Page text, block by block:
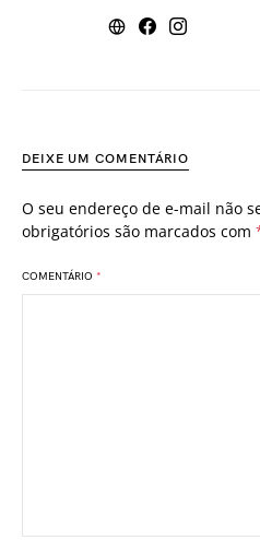
DEIXE UM COMENTÁRIO
O seu endereço de e-mail não
obrigatórios são marcados com
COMENTÁRIO *